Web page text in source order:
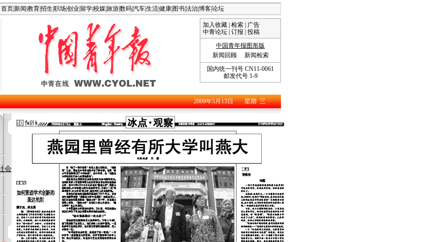
首页新闻 教育招生 职场创业 留学校媒旅游数码汽车生活健康 图书法治博客论坛
加入收藏 检索
广告
中青论坛 订报
投稿
中国青年报图形版
新闻回顾
新闻检索
国内统一刊号 CN11-0061
邮发代号 1-9
2009年5月13日 星期 三
会